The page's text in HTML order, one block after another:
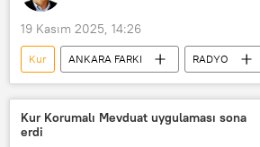
19 Kasım 2025, 14:26
Kur ANKARA FARKI
RADYO
Ekonomi
Merkez Bankası
Enflasyon
Asgari ücret
Kur Korumalı Mevduat (KKM)
Kur Korumalı Mevduat uygulaması sona
erdi